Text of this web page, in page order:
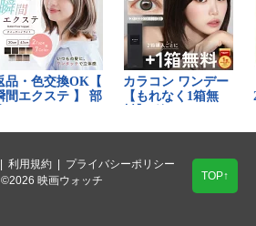
| 利用規約 | プライバシーポリシー
©2026 映画ウォッチ
TOP↑